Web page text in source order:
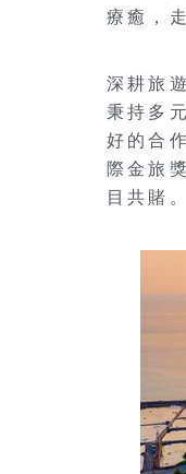
療癒，
深耕旅
秉持多
好的合
際金旅
目共賭。